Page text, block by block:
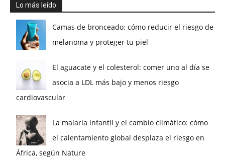
Lo más leído
Camas de bronceado: cómo reducir el riesgo de
melanoma y proteger tu piel
El aguacate y el colesterol: comer uno al día se
asocia a LDL más bajo y menos riesgo
cardiovascular
La malaria infantil y el cambio climático: cómo
el calentamiento global desplaza el riesgo en
África, según Nature